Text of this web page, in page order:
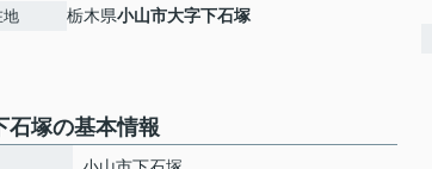
地 栃木県小山市大字下石塚
石塚の基本情報